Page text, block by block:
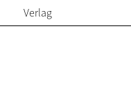
Verlag